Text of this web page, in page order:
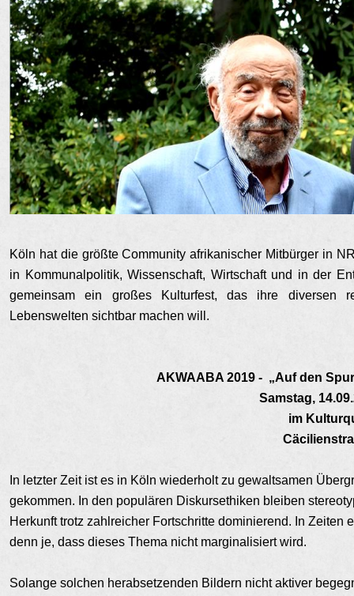
Köln hat die größte Community afrikanischer Mitbürger in
in Kommunalpolitik, Wissenschaft, Wirtschaft und in der
gemeinsam ein großes Kulturfest, das ihre diversen
Lebenswelten sichtbar machen will.
AKWAABA 2019 - „Auf den
Samstag, 14.09
im
In letzter Zeit ist es in Köln wiederholt zu gewaltsamen
gekommen. In den populären Diskursethiken bleiben
Herkunft trotz zahlreicher Fortschritte dominierend. In
denn je, dass dieses Thema nicht marginalisiert wird.
Solange solchen herabsetzenden Bildern nicht aktiver